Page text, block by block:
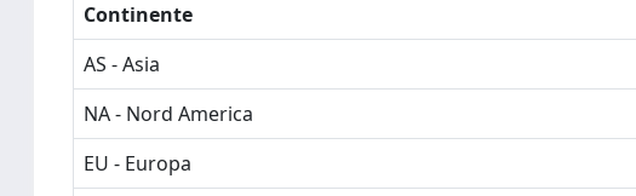
Continente
AS - Asia
NA - Nord America
EU - Europa